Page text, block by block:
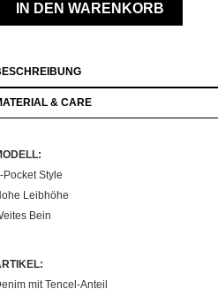
IN DEN WARENKORB
& CARE
Pocket Style
Leibhöhe
Bein
mit Tencel-Anteil